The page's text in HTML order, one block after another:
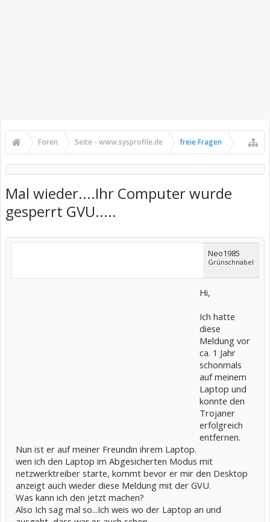
Foren Seite - www.sysprofile.de freie Fragen
Mal wieder....Ihr Computer wurde
gesperrt GVU.....
Neo1985
Grünschnabel
Hi,
Ich hatte
diese
Meldung vor
ca. 1 Jahr
schonmals
auf meinem
Laptop und
konnte den
Trojaner
erfolgreich
entfernen.
Nun ist er auf meiner Freundin ihrem Laptop.
wen ich den Laptop im Abgesicherten Modus mit
netzwerktreiber starte, kommt bevor er mir den Desktop
anzeigt auch wieder diese Meldung mit der GVU.
Was kann ich den jetzt machen?
Also Ich sag mal so...Ich weis wo der Laptop an und